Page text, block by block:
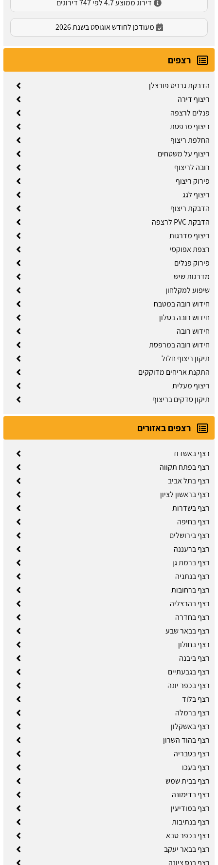
דירוג ממוצע 4.7 לפי 747 דירוגים
מעודכן לחודש אוגוסט בשנת 2026
רצפים
הדבקת גרניט פורצלן
ריצוף דירה
פנלים לרצפה
ריצוף מרפסת
החלפת ריצוף
ריצוף על משטחים
רובה לריצוף
פירוק ריצוף
ריצוף לגג
הדבקת ריצוף
הדבקת PVC לרצפה
ריצוף מדרגות
רצפת אפוקסי
פירוק פנלים
מדרגות שיש
שיפוע למקלחון
חידוש רובה במטבח
חידוש רובה בסלון
חידוש רובה
חידוש רובה במרפסת
תיקון ריצוף חלול
התקנת אריחים מדוקקים
ריצוף מעלית
תיקון סדקים בריצוף
רצפים באזורים
רצף באשדוד
רצף בפתח תקווה
רצף בתל אביב
רצף בראשון לציון
רצף בשדרות
רצף בחיפה
רצף בירושלים
רצף ברעננה
רצף ברמת גן
רצף בנתניה
רצף ברחובות
רצף בהרצליה
רצף בחדרה
רצף בבאר שבע
רצף בחולון
רצף ביבנה
רצף בגבעתיים
רצף בכפר יונה
רצף בלוד
רצף ברמלה
רצף באשקלון
רצף בהוד השרון
רצף בטבריה
רצף בעכו
רצף בבית שמש
רצף בדימונה
רצף במודיעין
רצף בנתיבות
רצף בכפר סבא
רצף בבאר יעקב
רצף בנס ציונה